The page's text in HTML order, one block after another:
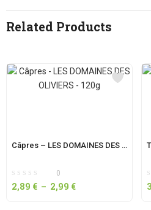
Related Products
Câpres – LES DOMAINES DES OLIVIERS – 120g
0
2,89 € – 2,99 €